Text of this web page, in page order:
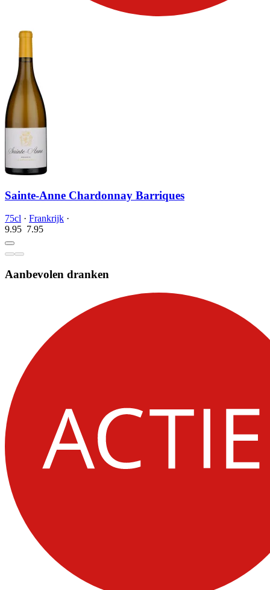
Sainte-Anne Chardonnay Barriques
75cl · Frankrijk ·
9.95 7.95
Aanbevolen dranken